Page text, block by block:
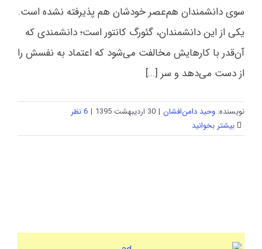
سوی دانشمندان هم‌عصر خودشان هم پذیرفته نشده است.
یکی از این دانشمندان، گئورگ کانتور است؛ دانشمندی که
آن‌قدر با کارهایش مخالفت می‌شود که اعتماد به نفسش را
از دست می‌دهد و سر [...]
نویسنده: وحید دامن‌افشان | 30 اردیبهشت 1395 | 6 نظر
بیشتر بخوانید